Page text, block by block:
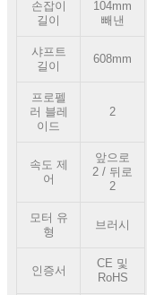
손잡이
길이
104mm
빼낸
샤프트
길이
608mm
프로펠
러 블레
이드
2
속도 제
어
앞으로
2 / 뒤로
2
모터 유
형
브러시
인증서
CE 및
RoHS